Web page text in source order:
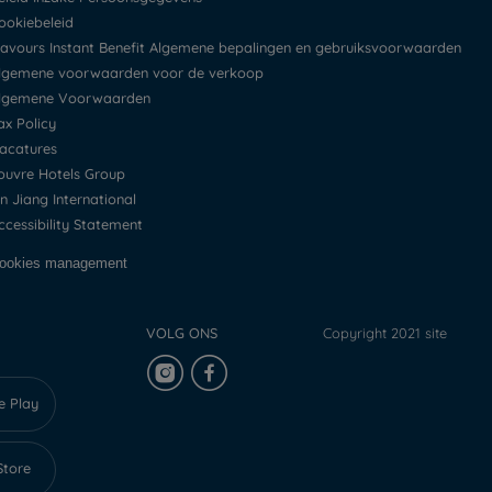
Instant Benefit Algemene bepalingen en gebruiksvoorwaarden
voorwaarden voor de verkoop
Voorwaarden
Policy
Vacatures
Hotels Group
Jiang International
Statement
management
Play
VOLG ONS Copyright 2021 site